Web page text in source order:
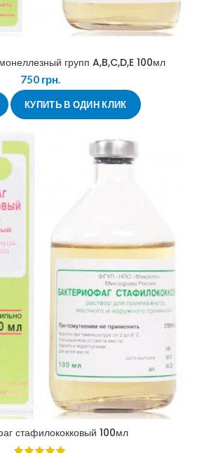
групп A,B,C,D,E 100мл
750грн.
КУПИТЬ В ОДИН КЛИК
стафилококковый 100мл